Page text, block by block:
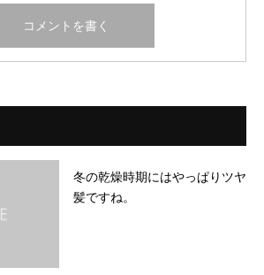
冬の乾燥時期にはやっぱりツヤ
髪ですね。